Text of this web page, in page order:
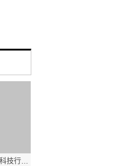
华兴资本医疗与生命科技行业周报【Vol.276】|焦点速递